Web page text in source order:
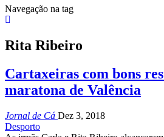
Navegação na tag
Rita Ribeiro
Cartaxeiras com bons
maratona de Valência
Jornal de Cá Dez 3, 2018
Desporto